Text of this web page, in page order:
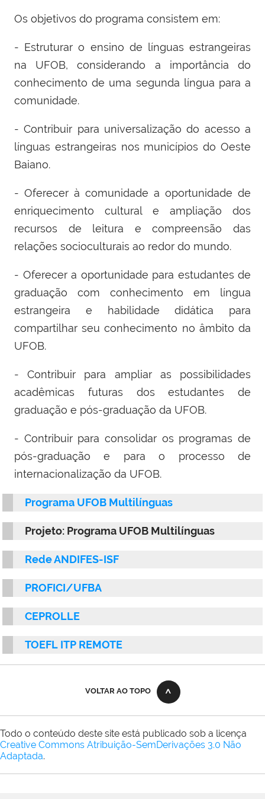
Os objetivos do programa consistem em:
- Estruturar o ensino de línguas estrangeiras
na UFOB, considerando a importância do
conhecimento de uma segunda língua para a
comunidade.
- Contribuir para universalização do acesso a
línguas estrangeiras nos municípios do Oeste
Baiano.
- Oferecer à comunidade a oportunidade de
enriquecimento cultural e ampliação dos
recursos de leitura e compreensão das
relações socioculturais ao redor do mundo.
- Oferecer a oportunidade para estudantes de
graduação com conhecimento em língua
estrangeira e habilidade didática para
compartilhar seu conhecimento no âmbito da
UFOB.
- Contribuir para ampliar as possibilidades
acadêmicas futuras dos estudantes de
graduação e pós-graduação da UFOB.
- Contribuir para consolidar os programas de
pós-graduação e para o processo de
internacionalização da UFOB.
Programa UFOB Multilínguas
Projeto: Programa UFOB Multilínguas
Rede ANDIFES-ISF
PROFICI/UFBA
CEPROLLE
TOEFL ITP REMOTE
VOLTAR AO TOPO
Todo o conteúdo deste site está publicado sob a licença
Creative Commons Atribuição-SemDerivações 3.0 Não
Adaptada.